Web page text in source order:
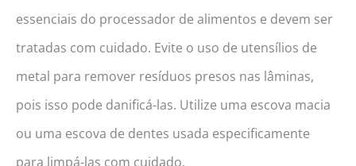
essenciais do processador de alimentos e devem ser
tratadas com cuidado. Evite o uso de utensílios de
metal para remover resíduos presos nas lâminas,
pois isso pode danificá-las. Utilize uma escova macia
ou uma escova de dentes usada especificamente
para limpá-las com cuidado.